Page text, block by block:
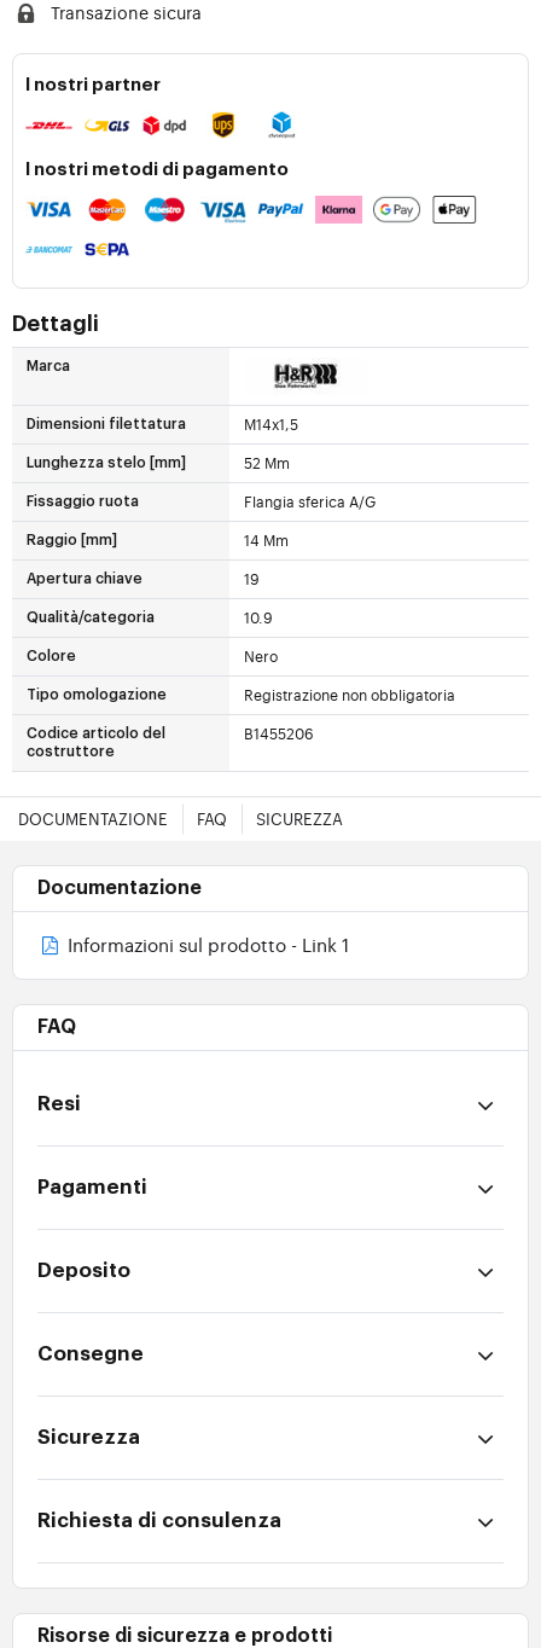
Transazione sicura
I nostri partner
I nostri metodi di pagamento
Dettagli
Marca
Dimensioni filettatura M14x1,5
Lunghezza stelo [mm] 52 Mm
Fissaggio ruota Flangia sferica A/G
Raggio [mm] 14 Mm
Apertura chiave 19
Qualità/categoria 10.9
Colore Nero
Tipo omologazione Registrazione non obbligatoria
Codice articolo del
costruttore
B1455206
DOCUMENTAZIONE FAQ SICUREZZA
Documentazione
Informazioni sul prodotto - Link 1
FAQ
Resi
Pagamenti
Deposito
Consegne
Sicurezza
Richiesta di consulenza
Risorse di sicurezza e prodotti